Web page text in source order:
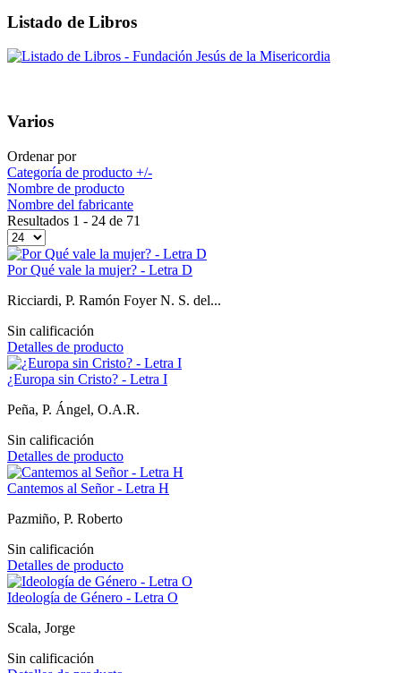
Listado de Libros
Varios
Ordenar por
Categoría de producto +/-
Nombre de producto
Nombre del fabricante
Resultados 1 - 24 de 71
Por Qué vale la mujer? - Letra D
Ricciardi, P. Ramón Foyer N. S. del...
Sin calificación
Detalles de producto
¿Europa sin Cristo? - Letra I
Peña, P. Ángel, O.A.R.
Sin calificación
Detalles de producto
Cantemos al Señor - Letra H
Pazmiño, P. Roberto
Sin calificación
Detalles de producto
Ideología de Género - Letra O
Scala, Jorge
Sin calificación